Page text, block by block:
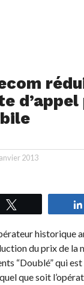
d’appel
2013
historique
du prix de la
“Doublé” qui
que soit